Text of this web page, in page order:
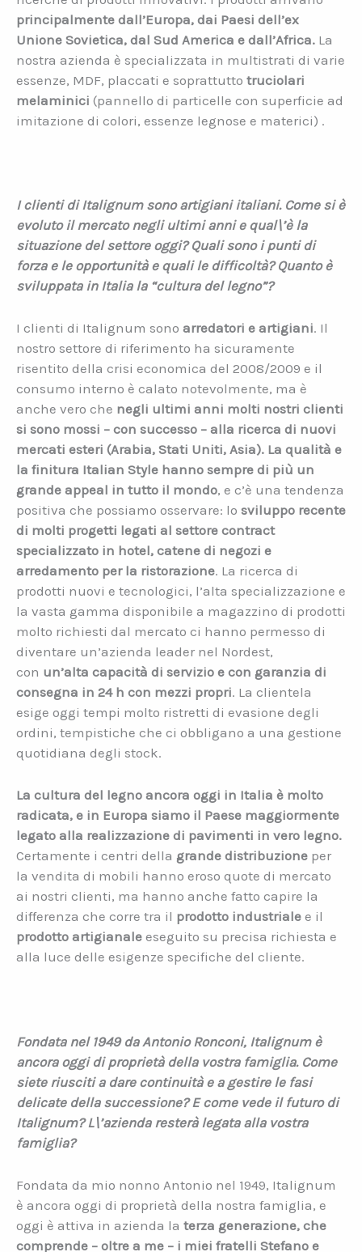
principalmente dall’Europa, dai Paesi dell’ex
Unione Sovietica, dal Sud America e dall’Africa. La
nostra azienda è specializzata in multistrati di varie
essenze, MDF, placcati e soprattutto truciolari
melaminici (pannello di particelle con superficie ad
imitazione di colori, essenze legnose e materici) .
I clienti di Italignum sono artigiani italiani. Come si è
evoluto il mercato negli ultimi anni e qual\’è la
situazione del settore oggi? Quali sono i punti di
forza e le opportunità e quali le difficoltà? Quanto è
sviluppata in Italia la “cultura del legno”?
I clienti di Italignum sono arredatori e artigiani. Il
nostro settore di riferimento ha sicuramente
risentito della crisi economica del 2008/2009 e il
consumo interno è calato notevolmente, ma è
anche vero che negli ultimi anni molti nostri clienti
si sono mossi – con successo – alla ricerca di nuovi
mercati esteri (Arabia, Stati Uniti, Asia). La qualità e
la finitura Italian Style hanno sempre di più un
grande appeal in tutto il mondo, e c’è una tendenza
positiva che possiamo osservare: lo sviluppo recente
di molti progetti legati al settore contract
specializzato in hotel, catene di negozi e
arredamento per la ristorazione. La ricerca di
prodotti nuovi e tecnologici, l’alta specializzazione e
la vasta gamma disponibile a magazzino di prodotti
molto richiesti dal mercato ci hanno permesso di
diventare un’azienda leader nel Nordest,
con un’alta capacità di servizio e con garanzia di
consegna in 24 h con mezzi propri. La clientela
esige oggi tempi molto ristretti di evasione degli
ordini, tempistiche che ci obbligano a una gestione
quotidiana degli stock.
La cultura del legno ancora oggi in Italia è molto
radicata, e in Europa siamo il Paese maggiormente
legato alla realizzazione di pavimenti in vero legno.
Certamente i centri della grande distribuzione per
la vendita di mobili hanno eroso quote di mercato
ai nostri clienti, ma hanno anche fatto capire la
differenza che corre tra il prodotto industriale e il
prodotto artigianale eseguito su precisa richiesta e
alla luce delle esigenze specifiche del cliente.
Fondata nel 1949 da Antonio Ronconi, Italignum è
ancora oggi di proprietà della vostra famiglia. Come
siete riusciti a dare continuità e a gestire le fasi
delicate della successione? E come vede il futuro di
Italignum? L\’azienda resterà legata alla vostra
famiglia?
Fondata da mio nonno Antonio nel 1949, Italignum
è ancora oggi di proprietà della nostra famiglia, e
oggi è attiva in azienda la terza generazione, che
comprende – oltre a me – i miei fratelli Stefano e